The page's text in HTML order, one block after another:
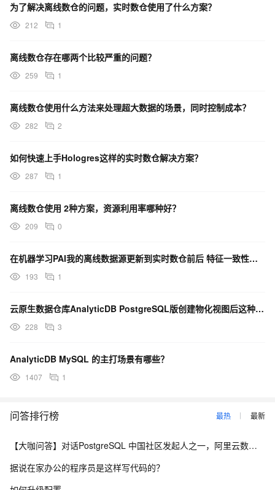
为了解决离线数仓的问题，实时数仓使用了什么方案？
212 1
离线数仓存在哪两个比较严重的问题？
259 1
离线数仓使用什么方法来处理超大数据的场景，同时控制成本？
282 2
如何快速上手Hologres这样的实时数仓解决方案？
287 1
离线数仓使用 2种方案，资源利用率哪种好？
209 0
在机器学习PAI我的离线数据源更新到实时数仓前后 特征一致性如何保证那？
193 1
云原生数据仓库AnalyticDB PostgreSQL版创建物化视图后这种可以在控制台加配置解决？
228 3
AnalyticDB MySQL 的主打场景有哪些？
1407 1
问答排行榜 最热 最新
【大咖问答】对话PostgreSQL 中国社区发起人之一，阿里云数据库高级专家 德哥
据说在家办公的程序员是这样写代码的？